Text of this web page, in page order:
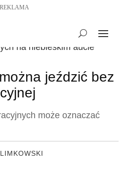
REKLAMA
jeździć bez
może oznaczać